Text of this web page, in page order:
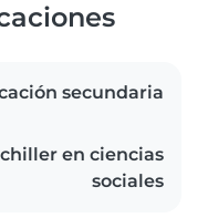
secundaria
en ciencias
sociales